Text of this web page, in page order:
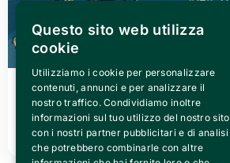
VENERDÌ 03 LUGLIO 2026
Canelli città del Vino 2026
LEGGI TUTTO
Questo sito web utilizza
cookie
Utilizziamo i cookie per personalizzare
contenuti, annunci e per analizzare il
nostro traffico. Condividiamo inoltre
informazioni sul tuo utilizzo del nostro sito
con i nostri partner pubblicitari e di analisi
che potrebbero combinarle con altre